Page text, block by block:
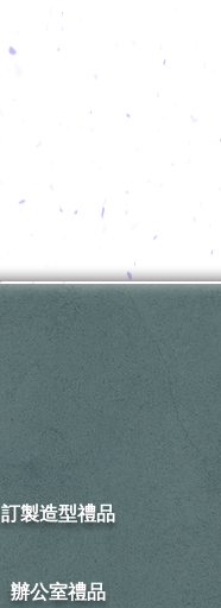
訂製造型禮品
​辦公室禮品